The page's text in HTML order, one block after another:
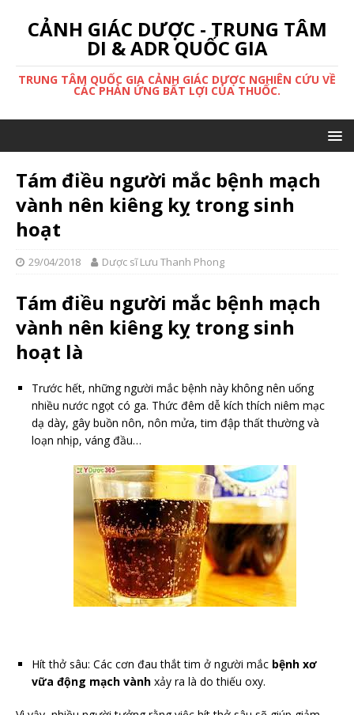
CẢNH GIÁC DƯỢC - TRUNG TÂM
DI & ADR QUỐC GIA
TRUNG TÂM QUỐC GIA CẢNH GIÁC DƯỢC NGHIÊN CỨU VỀ
CÁC PHẢN ỨNG BẤT LỢI CỦA THUỐC.
Tám điều người mắc bệnh mạch
vành nên kiêng kỵ trong sinh
hoạt
29/04/2018 Dược sĩ Lưu Thanh Phong
Tám điều người mắc bệnh mạch
vành nên kiêng kỵ trong sinh
hoạt là
Trước hết, những người mắc bệnh này không nên uống
nhiều nước ngọt có ga. Thức đêm dễ kích thích niêm mạc
dạ dày, gây buồn nôn, nôn mửa, tim đập thất thường và
loạn nhịp, váng đầu…
Hít thở sâu: Các cơn đau thắt tim ở người mắc bệnh xơ
vữa động mạch vành xảy ra là do thiếu oxy.